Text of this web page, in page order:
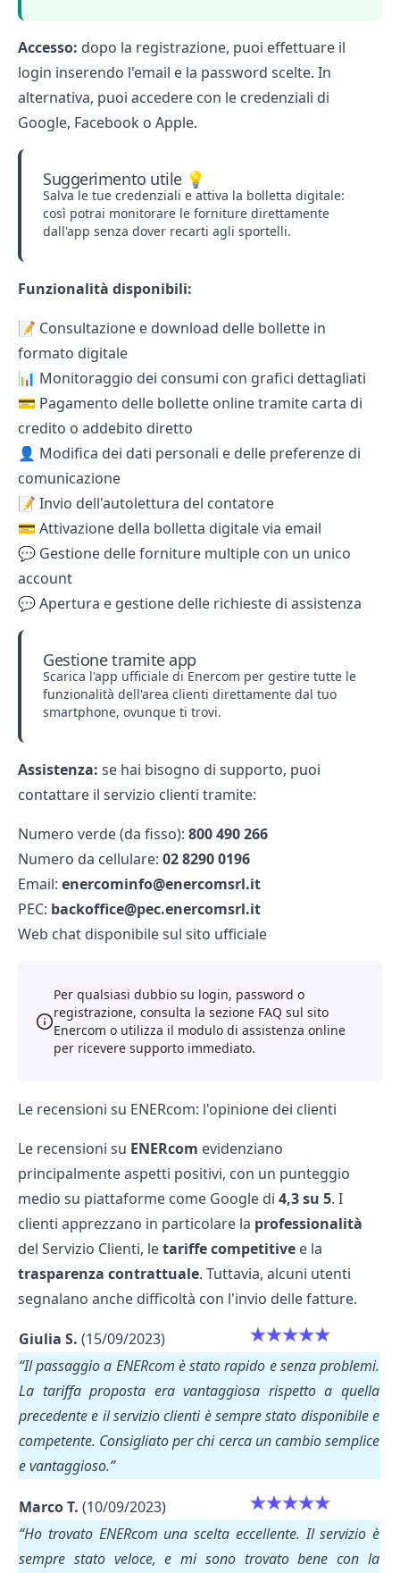
Accesso: dopo la registrazione, puoi effettuare il
login inserendo l'email e la password scelte. In
alternativa, puoi accedere con le credenziali di
Google, Facebook o Apple.
Suggerimento utile 💡
Salva le tue credenziali e attiva la bolletta digitale:
così potrai monitorare le forniture direttamente
dall'app senza dover recarti agli sportelli.
Funzionalità disponibili:
📝 Consultazione e download delle bollette in
formato digitale
📊 Monitoraggio dei consumi con grafici dettagliati
💳 Pagamento delle bollette online tramite carta di
credito o addebito diretto
👤 Modifica dei dati personali e delle preferenze di
comunicazione
📝 Invio dell'autolettura del contatore
💳 Attivazione della bolletta digitale via email
💬 Gestione delle forniture multiple con un unico
account
💬 Apertura e gestione delle richieste di assistenza
Gestione tramite app
Scarica l'app ufficiale di Enercom per gestire tutte le
funzionalità dell'area clienti direttamente dal tuo
smartphone, ovunque ti trovi.
Assistenza: se hai bisogno di supporto, puoi
contattare il servizio clienti tramite:
Numero verde (da fisso): 800 490 266
Numero da cellulare: 02 8290 0196
Email: enercominfo@enercomsrl.it
PEC: backoffice@pec.enercomsrl.it
Web chat disponibile sul sito ufficiale
Per qualsiasi dubbio su login, password o
registrazione, consulta la sezione FAQ sul sito
Enercom o utilizza il modulo di assistenza online
per ricevere supporto immediato.
Le recensioni su ENERcom: l'opinione dei clienti
Le recensioni su ENERcom evidenziano
principalmente aspetti positivi, con un punteggio
medio su piattaforme come Google di 4,3 su 5. I
clienti apprezzano in particolare la professionalità
del Servizio Clienti, letariffe competitive e la
trasparenza contrattuale. Tuttavia, alcuni utenti
segnalano anche difficoltà con l'invio delle fatture.
Giulia S. (15/09/2023)
“Il passaggio a ENERcom è stato rapido e senza problemi.
La tariffa proposta era vantaggiosa rispetto a quella
precedente e il servizio clienti è sempre stato disponibile e
competente. Consigliato per chi cerca un cambio semplice
e vantaggioso.”
Marco T. (10/09/2023)
“Ho trovato ENERcom una scelta eccellente. Il servizio è
sempre stato veloce, e mi sono trovato bene con la